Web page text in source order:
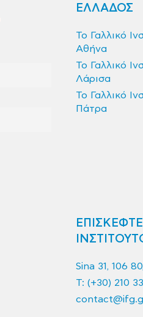
ΕΛΛΑΔΟΣ
Το Γαλλικό
Αθήνα
Το Γαλλικό
Λάρισα
Το Γαλλικό
Πάτρα
Sina 31, 106
T: (+30) 210